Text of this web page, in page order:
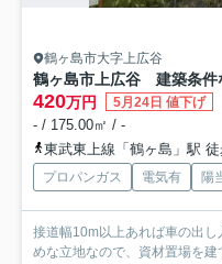
鶴ヶ島市大字上広谷
420万円 5月24日 値下げ
- / 175.00㎡ / -
東武東上線「鶴ヶ島」駅
プロパンガス 電気有 陽
接道幅10m以上あれば車の出
めな立地なので、資材置場を